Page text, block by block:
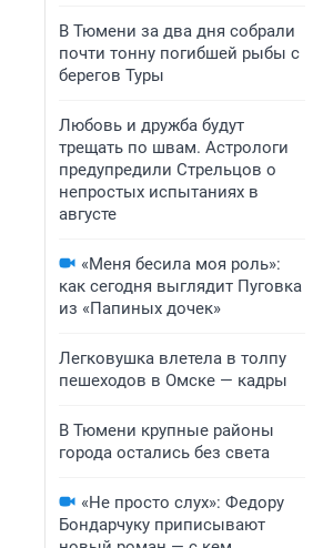
В Тюмени за два дня собрали
почти тонну погибшей рыбы с
берегов Туры
Любовь и дружба будут
трещать по швам. Астрологи
предупредили Стрельцов о
непростых испытаниях в
августе
«Меня бесила моя роль»:
как сегодня выглядит Пуговка
из «Папиных дочек»
Легковушка влетела в толпу
пешеходов в Омске — кадры
В Тюмени крупные районы
города остались без света
«Не просто слух»: Федору
Бондарчуку приписывают